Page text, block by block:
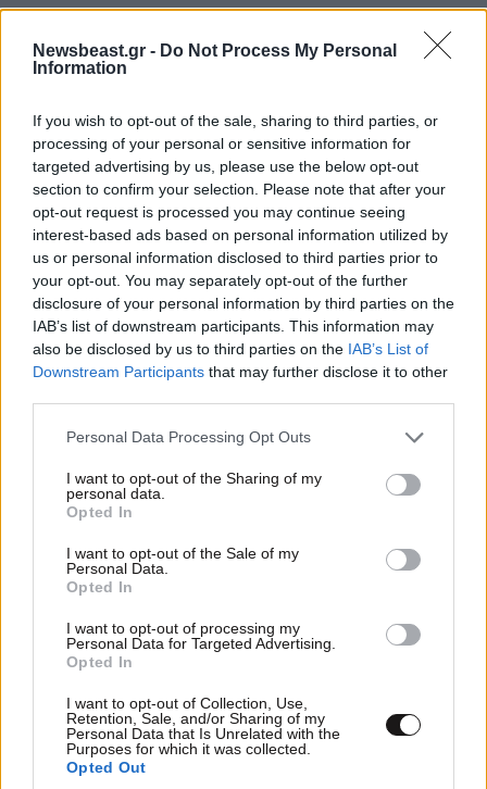
Newsbeast.gr - Do Not Process My Personal
Information
If you wish to opt-out of the sale, sharing to third parties, or
processing of your personal or sensitive information for
targeted advertising by us, please use the below opt-out
section to confirm your selection. Please note that after your
opt-out request is processed you may continue seeing
interest-based ads based on personal information utilized by
us or personal information disclosed to third parties prior to
your opt-out. You may separately opt-out of the further
disclosure of your personal information by third parties on the
IAB’s list of downstream participants. This information may
also be disclosed by us to third parties on the IAB’s List of
Downstream Participants that may further disclose it to other
Please note that this website/app uses one or more Google
not limited to your visit or usage behaviour. You may click to
grant or deny consent to Google and its third-party tags to
use your data for below specified purposes in below Google
consent section.
Personal Data Processing Opt Outs
I want to opt-out of the Sharing of my
personal data.
Opted In
I want to opt-out of the Sale of my
Personal Data.
Opted In
I want to opt-out of processing my
Personal Data for Targeted Advertising.
Opted In
I want to opt-out of Collection, Use,
Retention, Sale, and/or Sharing of my
Personal Data that Is Unrelated with the
Purposes for which it was collected.
Opted Out
Διαδηλώνουν τα ντουρούκια για να επιστρεψουμε
1000 χρόνια πίσω ολοταχώς στον σκοταδισμό
Απαντήστε
Essetai_hmar
Που ήταν όλοι αυτοί ρε παιδιά, αλλά και οι άλλοι.....
αυτοί οι λαμε του Χόλιγουντ, όταν ο Ομπαμιας επί των
ημερών του διέλυε μια μια τις μουσουλμανικες χώρες